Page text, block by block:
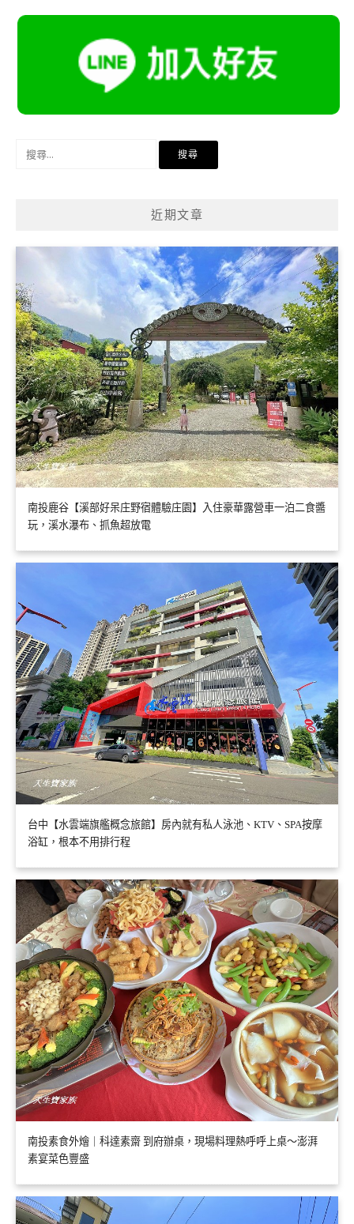
近期文章
南投鹿谷【溪部好呆庄野宿體驗庄園】入住豪華露營車一泊二食醬
玩，溪水瀑布、抓魚超放電
台中【水雲端旗艦概念旅館】房內就有私人泳池、KTV、SPA按摩
浴缸，根本不用排行程
南投素食外燴｜科達素齋 到府辦桌，現場料理熱呼呼上桌～澎湃
素宴菜色豐盛